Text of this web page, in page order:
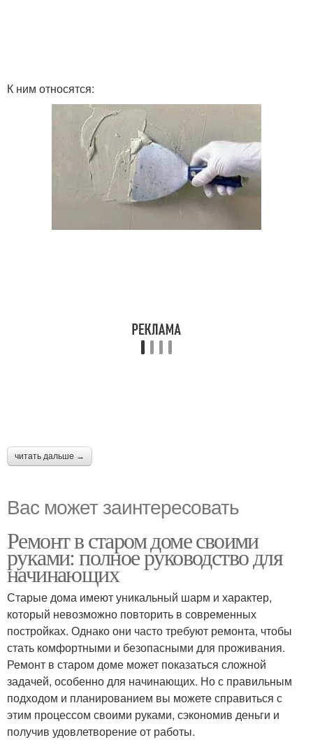
К ним относятся:
читать дальше →
Вас может заинтересовать
Ремонт в старом доме своими
руками: полное руководство для
начинающих
Старые дома имеют уникальный шарм и характер,
который невозможно повторить в современных
постройках. Однако они часто требуют ремонта, чтобы
стать комфортными и безопасными для проживания.
Ремонт в старом доме может показаться сложной
задачей, особенно для начинающих. Но с правильным
подходом и планированием вы можете справиться с
этим процессом своими руками, сэкономив деньги и
получив удовлетворение от работы.